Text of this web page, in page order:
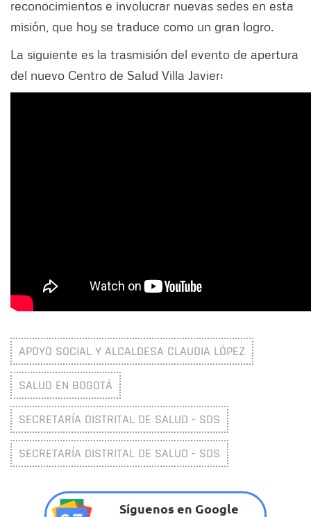
reconocimientos e involucrar nuevas sedes en esta
misión, que hoy se traduce como un gran logro.
La siguiente es la trasmisión del evento de apertura
del nuevo Centro de Salud Villa Javier:
APOYO SOCIAL Y ALCALDESA CLAUDIA LÓPEZ
SALUD EN BOGOTÁ
SECRETARÍA DISTRITAL DE SALUD - SDS
SECRETARÍA DISTRITAL DE SALUD - SDS
Síguenos en Google